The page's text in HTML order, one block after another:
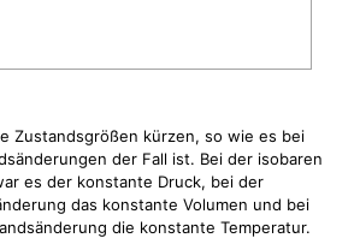
Zustandsgrößen kürzen, so wie es bei
der Fall ist. Bei der isobaren
es der konstante Druck, bei der
das konstante Volumen und bei
die konstante Temperatur.